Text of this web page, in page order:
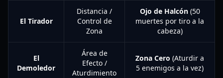
El Tirador
Distancia /
Control de
Zona
Ojo de Halcón(50
muertes por tiro a la
cabeza)
El
Demoledor
Área de
Efecto /
Aturdimiento
Zona Cero (Aturdir a
5 enemigos a la vez)